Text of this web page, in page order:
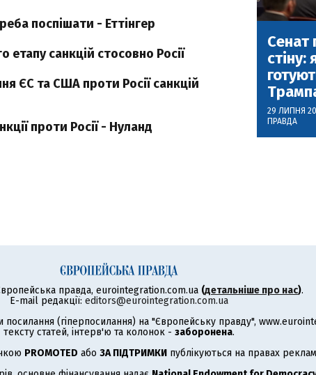
поспішати - Еттінгер
етапу санкцiй стосовно Росiї
ЄС та США проти Росії санкцій
проти Росії - Нуланд
Сенат
стіну:
29 ЛИПНЯ
ПРАВДА
правда, eurointegration.com.ua (детальніше про нас).
E-mail редакції: editors@eurointegration.com.ua
(гіперпосилання) на "Європейську правду",
тексту статей, інтерв'ю та колонок - заборонена.
PROMOTED або ЗА ПІДТРИМКИ публікуються на правах